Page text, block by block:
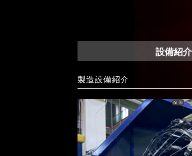
設備紹介
製造設備紹介